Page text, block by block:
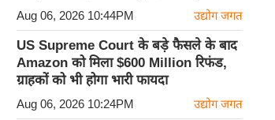
Aug 06, 2026 10:44PM उद्योग जगत
US Supreme Court के बड़े फैसले के बाद
Amazon को मिला $600 Million रिफंड,
ग्राहकों को भी होगा भारी फायदा
Aug 06, 2026 10:24PM उद्योग जगत